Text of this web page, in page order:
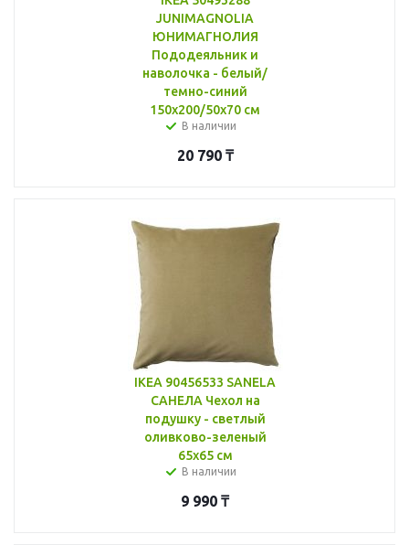
JUNIMAGNOLIA
ЮНИМАГНОЛИЯ
Пододеяльник и
наволочка - белый/
темно-синий
150x200/50x70 см
В наличии
20 790₸
IKEA 90456533 SANELA
САНЕЛА Чехол на
подушку - светлый
оливково-зеленый
65x65 см
В наличии
9 990 ₸